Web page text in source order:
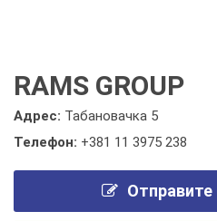
RAMS GROUP
Адрес: Табановачка 5
Телефон: +381 11 3975 238